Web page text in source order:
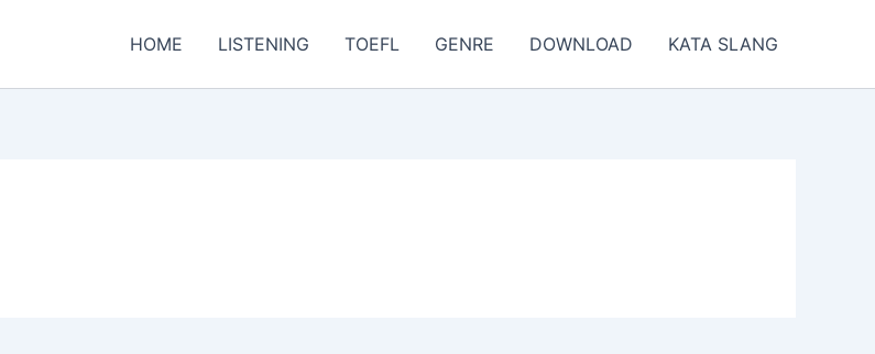
HOME LISTENING TOEFL GENRE DOWNLOAD KATA SLANG